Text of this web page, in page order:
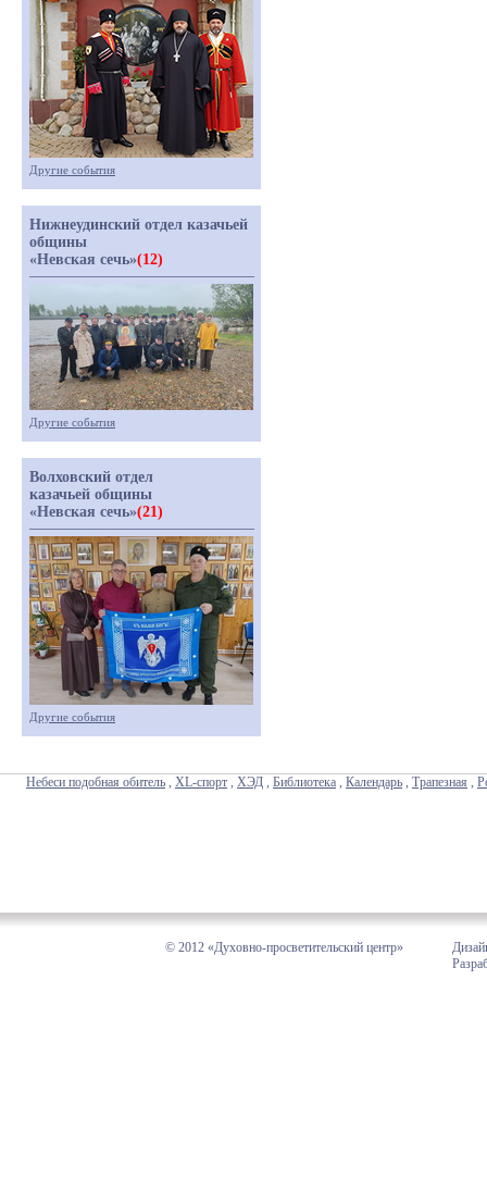
Другие события
Нижнеудинский отдел казачьей
общины
«Невская сечь»(12)
Другие события
Волховский отдел
казачьей общины
«Невская сечь»(21)
Другие события
Небеси подобная обитель , XL-спорт , ХЭД , Библиотека , Календарь , Трапезная ,
© 2012 «Духовно-просветительский центр»